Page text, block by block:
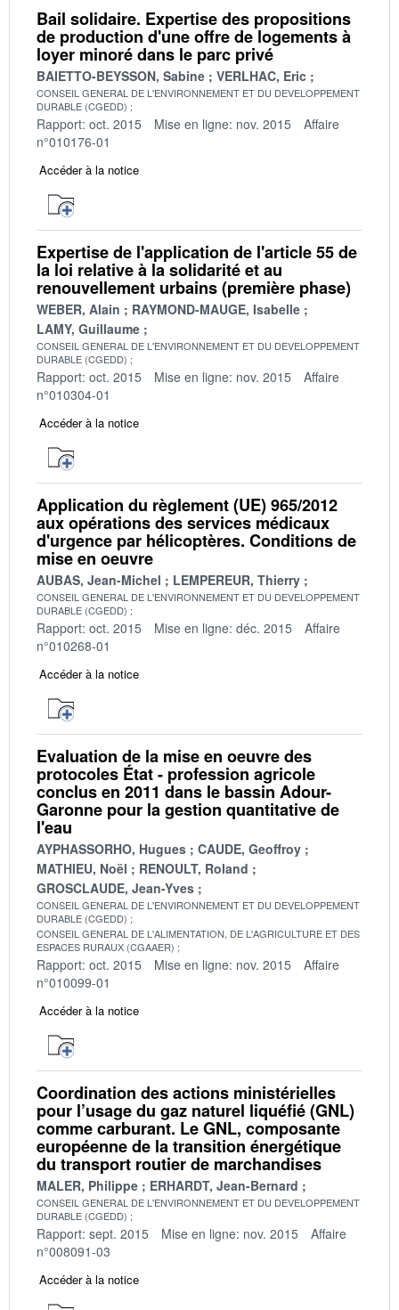
Bail solidaire. Expertise des propositions
de production d'une offre de logements à
loyer minoré dans le parc privé
BAIETTO-BEYSSON, Sabine VERLHAC, Eric
CONSEIL GENERAL DE L'ENVIRONNEMENT ET DU DEVELOPPEMENT
DURABLE (CGEDD)
Rapport: oct. 2015 Mise en ligne: nov. 2015
Affaire
n°010176-01
Accéder à la notice
Expertise de l'application de l'article 55 de
la loi relative à la solidarité et au
renouvellement urbains (première phase)
WEBER, Alain
RAYMOND-MAUGE, Isabelle
LAMY, Guillaume
CONSEIL GENERAL DE L'ENVIRONNEMENT ET DU DEVELOPPEMENT
DURABLE (CGEDD)
Rapport: oct. 2015 Mise en ligne: nov. 2015
Affaire
n°010304-01
Accéder à la notice
Application du règlement (UE) 965/2012
aux opérations des services médicaux
d'urgence par hélicoptères. Conditions de
mise en oeuvre
AUBAS, Jean-Michel LEMPEREUR, Thierry
CONSEIL GENERAL DE L'ENVIRONNEMENT ET DU DEVELOPPEMENT
DURABLE (CGEDD)
Rapport: oct. 2015 Mise en ligne: déc. 2015
Affaire
n°010268-01
Accéder à la notice
Evaluation de la mise en oeuvre des
protocoles État - profession agricole
conclus en 2011 dans le bassin Adour-
Garonne pour la gestion quantitative de
l'eau
AYPHASSORHO, Hugues
CAUDE, Geoffroy
MATHIEU, Noël
RENOULT, Roland
GROSCLAUDE, Jean-Yves
CONSEIL GENERAL DE L'ENVIRONNEMENT ET DU DEVELOPPEMENT
DURABLE (CGEDD)
CONSEIL GENERAL DE L'ALIMENTATION, DE L'AGRICULTURE ET DES
ESPACES RURAUX (CGAAER)
Rapport: oct. 2015 Mise en ligne: nov. 2015
Affaire
n°010099-01
Accéder à la notice
Coordination des actions ministérielles
pour l’usage du gaz naturel liquéfié (GNL)
comme carburant. Le GNL, composante
européenne de la transition énergétique
du transport routier de marchandises
MALER, Philippe ERHARDT, Jean-Bernard
CONSEIL GENERAL DE L'ENVIRONNEMENT ET DU DEVELOPPEMENT
DURABLE (CGEDD)
Rapport: sept. 2015 Mise en ligne: nov. 2015
Affaire
n°008091-03
Accéder à la notice